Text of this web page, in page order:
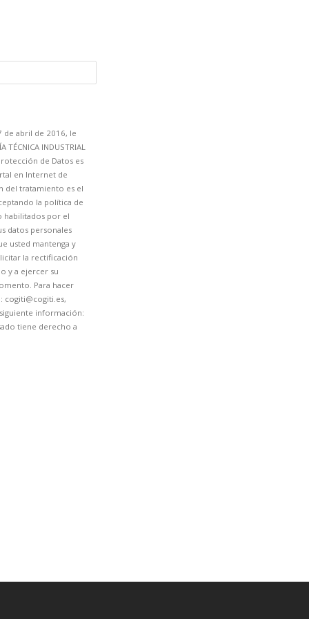
de abril de 2016, le
INDUSTRIAL
de Datos es
en Internet de
del tratamiento es el
la política de
habilitados por el
datos personales
usted mantenga y
la rectificación
y a ejercer su
Para hacer
información:
tiene derecho a